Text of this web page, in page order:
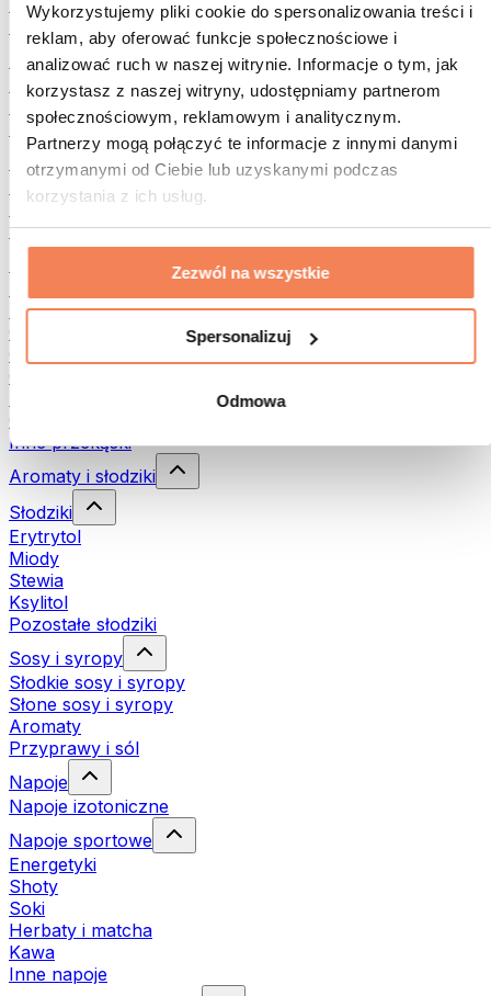
Wykorzystujemy pliki cookie do spersonalizowania treści i
reklam, aby oferować funkcje społecznościowe i
analizować ruch w naszej witrynie. Informacje o tym, jak
korzystasz z naszej witryny, udostępniamy partnerom
społecznościowym, reklamowym i analitycznym.
Partnerzy mogą połączyć te informacje z innymi danymi
otrzymanymi od Ciebie lub uzyskanymi podczas
korzystania z ich usług.
Zezwól na wszystkie
Spersonalizuj
Odmowa
Rośliny strączkowe
Inna żywność fitness
Masła orzechowe
Masło orzechowe 100%
Słodkie masła orzechowe
Masła orzechowe z białkiem
Superfood
Zielone superfoods
Błonnik
Inne superfoods
Suszone mięso
Owoce liofilizowane
Ciastka proteinowe
Chipsy i chrupki
Czekolady
Inne przekąski
Aromaty i słodziki
Słodziki
Erytrytol
Miody
Stewia
Ksylitol
Pozostałe słodziki
Sosy i syropy
Słodkie sosy i syropy
Słone sosy i syropy
Aromaty
Przyprawy i sól
Napoje
Napoje izotoniczne
Napoje sportowe
Energetyki
Shoty
Soki
Herbaty i matcha
Kawa
Inne napoje